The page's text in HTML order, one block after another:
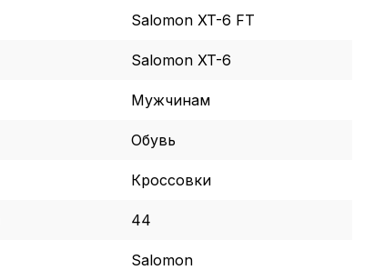
Salomon XT-6 FT
Salomon XT-6
Мужчинам
Обувь
Кроссовки
44
Salomon